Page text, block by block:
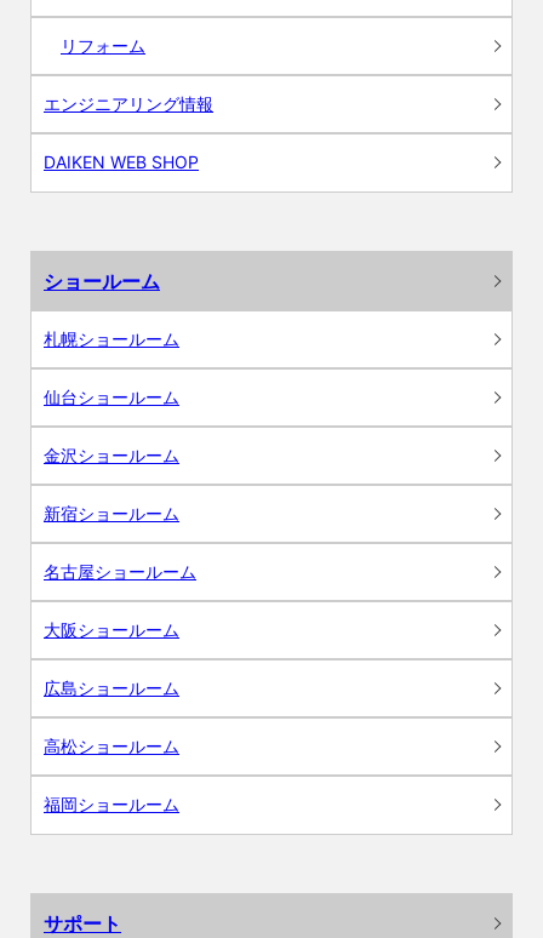
リフォーム
エンジニアリング情報
DAIKEN WEB SHOP
ショールーム
札幌ショールーム
仙台ショールーム
金沢ショールーム
新宿ショールーム
名古屋ショールーム
大阪ショールーム
広島ショールーム
高松ショールーム
福岡ショールーム
サポート